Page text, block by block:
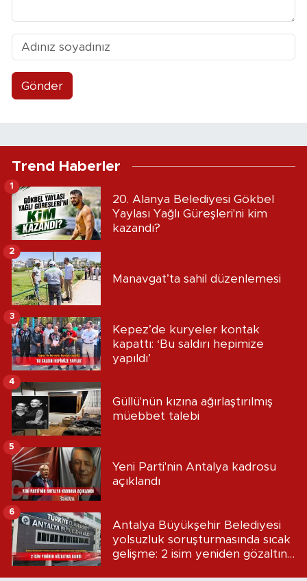
Gönder
Trend Haberler
20. Alanya Belediyesi Gökbel
Yaylası Yağlı Güreşleri'ni kim
kazandı?
1
Manavgat’ta sahil düzenlemesi
2
Kepez’de kuryeler kontak
kapattı: ‘Bu saldırı hepimize
yapıldı’
3
Güllü'nün kızına ağırlaştırılmış
müebbet talebi
4
Yeni Parti'nin Antalya kadrosu
açıklandı
5
Antalya Büyükşehir Belediyesi
yolsuzluk soruşturmasında sıcak
gelişme: 2 isim yeniden gözaltına
6